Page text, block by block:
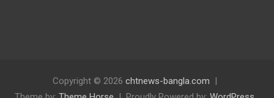
Copyright © 2026 chtnews-bangla.com